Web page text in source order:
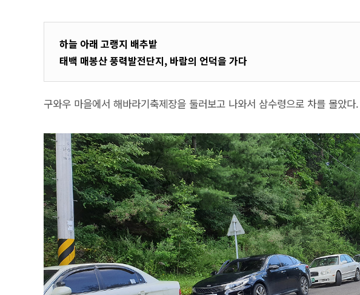
하늘 아래 고랭지 배추밭
태백 매봉산 풍력발전단지, 바람의 언덕을 가다
구와우 마을에서 해바라기축제장을 둘러보고 나와서 삼수령으로 차를 몰았다.